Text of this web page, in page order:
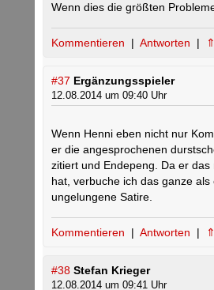
Wenn dies die größten
Kommentieren | Antworten |
#37 Ergänzungsspieler
12.08.2014 um 09:40 Uhr
Wenn Henni eben nicht nur
er die angesprochenen
zitiert und Endepeng. Da er das
hat, verbuche ich das ganze als
ungelungene Satire.
Kommentieren | Antworten |
#38 Stefan Krieger
12.08.2014 um 09:41 Uhr